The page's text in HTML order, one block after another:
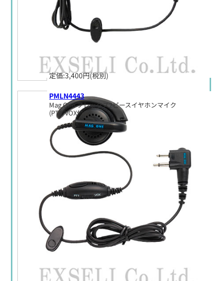
定価:3,400円(税別)
PMLN4443
Mag One フレックス2ピースイヤホンマイク
(PTT/VOX付)